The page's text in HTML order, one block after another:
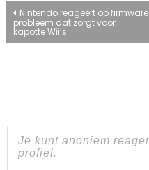
Bericht
navigatie
Nintendo reageert op firmware
probleem dat zorgt voor
kapotte Wii’s